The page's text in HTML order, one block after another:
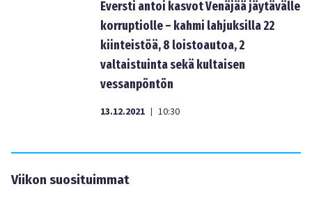
Eversti antoi kasvot Venäjää jäytävälle
korruptiolle – kahmi lahjuksilla 22
kiinteistöä, 8 loistoautoa, 2
valtaistuinta sekä kultaisen
vessanpöntön
13.12.2021 | 10:30
Viikon suosituimmat